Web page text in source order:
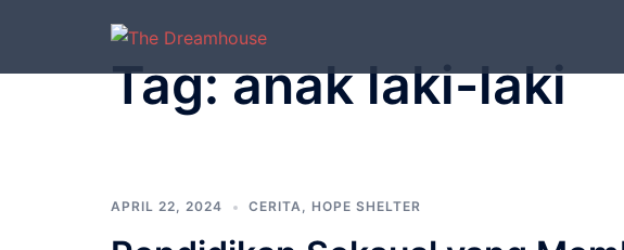
isi
Tag:anak laki-laki
APRIL 22, 2024 CERITA, HOPE SHELTER